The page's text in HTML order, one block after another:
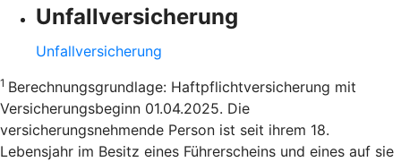
Unfallversicherung
Unfallversicherung
1 Berechnungsgrundlage: Haftpflichtversicherung mit
Versicherungsbeginn 01.04.2025. Die
versicherungsnehmende Person ist seit ihrem 18.
Lebensjahr im Besitz eines Führerscheins und eines auf sie